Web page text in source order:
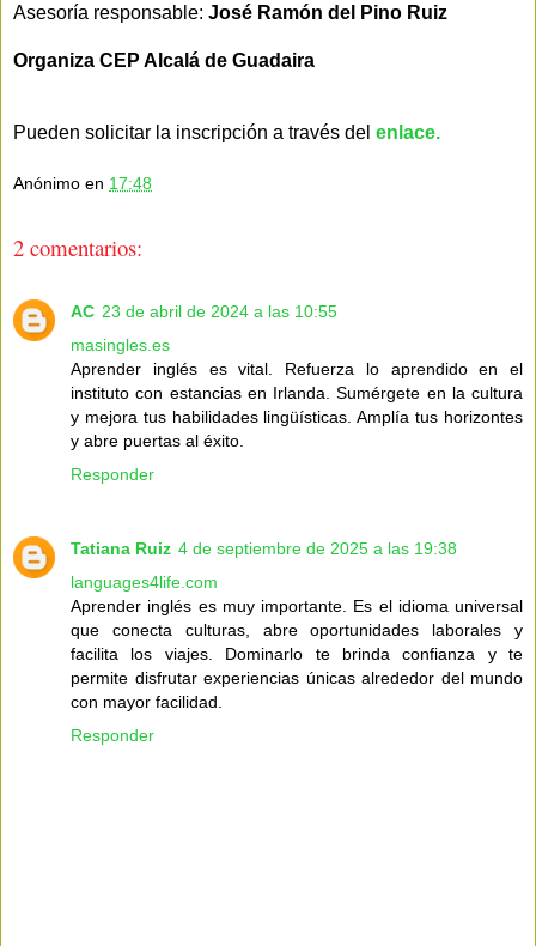
Asesoría responsable: José Ramón del Pino Ruiz
Organiza CEP Alcalá de Guadaira
Pueden solicitar la inscripción a través del enlace.
Anónimo en 17:48
2 comentarios:
AC 23 de abril de 2024 a las 10:55
masingles.es
Aprender inglés es vital. Refuerza lo aprendido en el
instituto con estancias en Irlanda. Sumérgete en la cultura
y mejora tus habilidades lingüísticas. Amplía tus horizontes
y abre puertas al éxito.
Responder
Tatiana Ruiz 4 de septiembre de 2025 a las 19:38
languages4life.com
Aprender inglés es muy importante. Es el idioma universal
que conecta culturas, abre oportunidades laborales y
facilita los viajes. Dominarlo te brinda confianza y te
permite disfrutar experiencias únicas alrededor del mundo
con mayor facilidad.
Responder